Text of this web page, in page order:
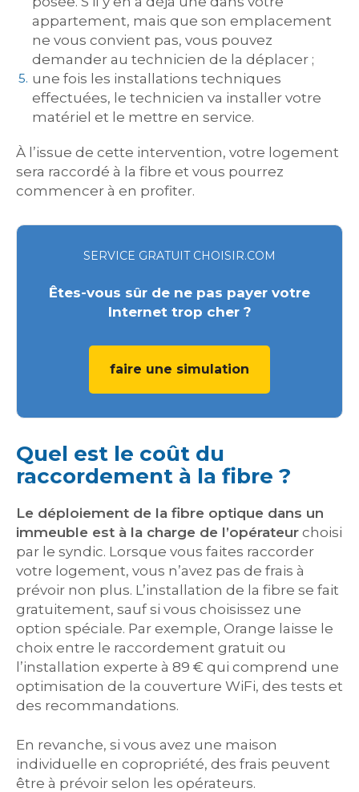
appartement, mais que son emplacement
ne vous convient pas, vous pouvez
demander au technicien de la déplacer ;
une fois les installations techniques
effectuées, le technicien va installer votre
matériel et le mettre en service.
À l’issue de cette intervention, votre logement
sera raccordé à la fibre et vous pourrez
commencer à en profiter.
SERVICE GRATUIT CHOISIR.COM
Êtes-vous sûr de ne pas payer votre
Internet trop cher ?
faire une simulation
Quel est le coût du
raccordement à la fibre ?
Le déploiement de la fibre optique dans un
immeuble est à la charge de l’opérateur choisi
par le syndic. Lorsque vous faites raccorder
votre logement, vous n’avez pas de frais à
prévoir non plus. L’installation de la fibre se fait
gratuitement, sauf si vous choisissez une
option spéciale. Par exemple, Orange laisse le
choix entre le raccordement gratuit ou
l’installation experte à 89 € qui comprend une
optimisation de la couverture WiFi, des tests et
des recommandations.
En revanche, si vous avez une maison
individuelle en copropriété, des frais peuvent
être à prévoir selon les opérateurs.